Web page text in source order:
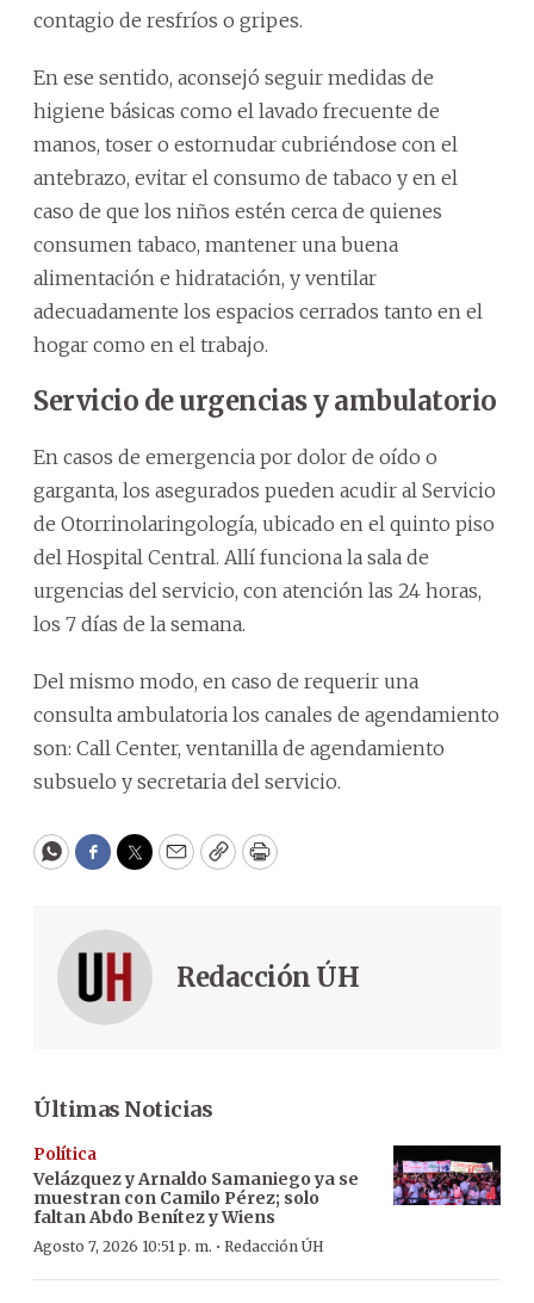
contagio de resfríos o gripes.
En ese sentido, aconsejó seguir medidas de
higiene básicas como el lavado frecuente de
manos, toser o estornudar cubriéndose con el
antebrazo, evitar el consumo de tabaco y en el
caso de que los niños estén cerca de quienes
consumen tabaco, mantener una buena
alimentación e hidratación, y ventilar
adecuadamente los espacios cerrados tanto en el
hogar como en el trabajo.
Servicio de urgencias y ambulatorio
En casos de emergencia por dolor de oído o
garganta, los asegurados pueden acudir al Servicio
de Otorrinolaringología, ubicado en el quinto piso
del Hospital Central. Allí funciona la sala de
urgencias del servicio, con atención las 24 horas,
los 7 días de la semana.
Del mismo modo, en caso de requerir una
consulta ambulatoria los canales de agendamiento
son: Call Center, ventanilla de agendamiento
subsuelo y secretaria del servicio.
WhatsApp
Facebook
Twitter
EmailCopyPrint
Redacción ÚH
Últimas Noticias
Política
Velázquez y Arnaldo Samaniego ya se
muestran con Camilo Pérez; solo
faltan Abdo Benítez y Wiens
Agosto 7, 2026 10:51 p. m. · Redacción ÚH